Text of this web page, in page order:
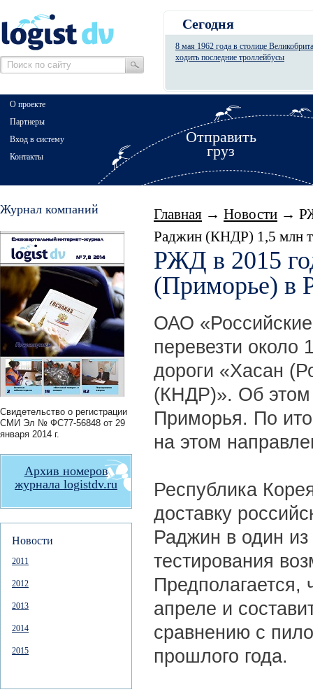
Сегодня
8 мая 1962 года в столице
ходить последние троллейбусы
Отправить
груз
О проекте
Партнеры
Вход в систему
Контакты
Журнал компаний
Свидетельство о регистрации
СМИ Эл № ФС77-56848 от 29
января 2014 г.
Архив номеров
журнала logistdv.ru
Новости
2011
2012
2013
2014
2015
Главная → Новости →
Раджин (КНДР) 1,5 млн
РЖД в 2015
(Приморье) в
ОАО
перевезти около
дороги «Хасан
(КНДР)». Об этом
Приморья. По
на этом
Республика
доставку
Раджин в один из
тестирования
Предполагается,
апреле и
сравнению с
прошлого года.